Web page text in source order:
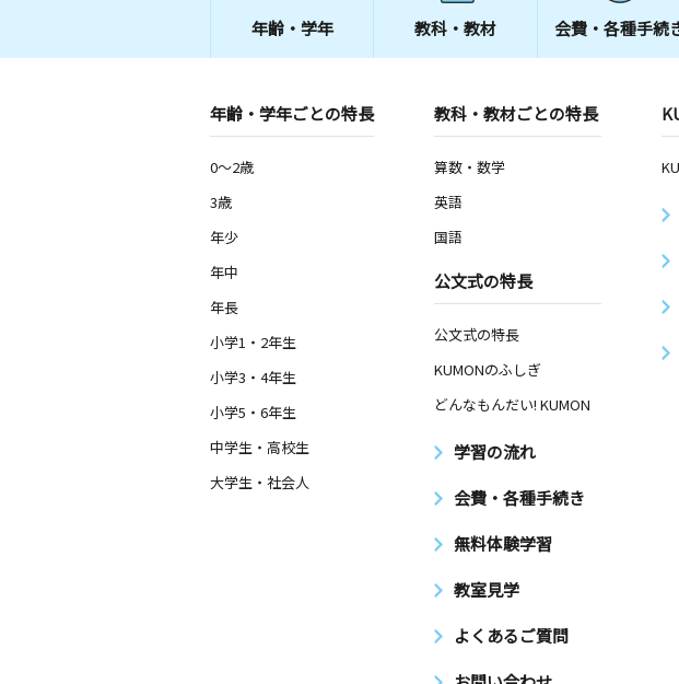
年齢・学年 教科・教材 会費・ 各種手続
年齢・学年ごとの特長
0～2歳
3歳
年少
年中
年長
小学1・2年生
小学3・4年生
小学5・6年生
中学生・高校生
大学生・社会人
教科・教材ごとの特長
算数・数学
英語
国語
公文式の特長
公文式の特長
KUMONのふしぎ
どんなもんだい! KUMON
学習の流れ
会費・各種手続き
無料体験学習
教室見学
よくあるご質問